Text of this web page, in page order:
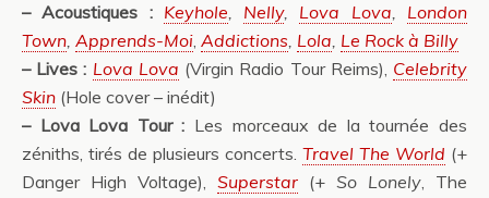
– Acoustiques : Keyhole, Nelly, Lova Lova, London
Town, Apprends-Moi, Addictions, Lola, Le Rock à Billy
– Lives : Lova Lova (Virgin Radio Tour Reims), Celebrity
Skin (Hole cover – inédit)
– Lova Lova Tour : Les morceaux de la tournée des
zéniths, tirés de plusieurs concerts. Travel The World (+
Danger High Voltage), Superstar (+ So Lonely, The